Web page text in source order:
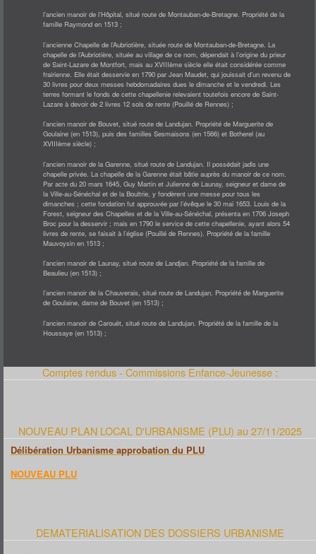
l’ancien manoir de l’Hôpital, situé route de Montauban-de-Bretagne. Propriété de la
famille Raymond en 1513 ;
l’ancienne Chapelle de l’Aubriotière, située route de Montauban-de-Bretagne. La
chapelle de l’Aubriotière, située au village de ce nom, dépendait à l’origine du prieur
de Saint-Lazare de Montfort, mais au XVIIIème siècle elle était considérée comme
frairienne. Elle était desservie en 1790 par Jean Maudet, qui jouissait d’un revenu de
30 livres pour deux messes hebdomadaires dues le dimanche et le vendredi. Les
terres formant le fonds de cette chapellenie relevaient toutefois encore de Saint-
Lazare à devoir de 2 livres 12 sols de rente (Pouillé de Rennes) ;
l’ancien manoir de Bouvet, situé route de Landujan. Propriété de Marguerite de
Goulaine (en 1513), puis des familles Sesmaisons (en 1566) et Botherel (au
XVIIIème siècle) ;
l’ancien manoir de la Garenne, situé route de Landujan. Il possédait jadis une
chapelle privée. La chapelle de la Garenne était bâtie auprès du manoir de ce nom.
Par acte du 20 mars 1645, Guy Martin et Julienne de Launay, seigneur et dame de
la Ville-au-Sénéchal et de la Boultrie, y fondèrent une messe pour tous les
dimanches ; cette fondation fut approuvée par l’évêque le 30 mai 1653. Louis de la
Forest, seigneur des Chapelles et de la Ville-au-Sénéchal, présenta en 1706 Joseph
Broc pour la desservir ; mais en 1790 le service de cette chapellenie, ayant alors 54
livres de rente, se faisait à l’église (Pouillé de Rennes). Propriété de la famille
Mauvoysin en 1513 ;
l’ancien manoir de Launay, situé route de Landjan. Propriété de la famille de
Beaulieu (en 1513) ;
l’ancien manoir de la Chauverais, situé route de Landujan. Propriété de Marguerite
de Goulaine, dame de Bouvet (en 1513) ;
l’ancien manoir de Carouët, situé route de Landujan. Propriété de la famille de la
Houssaye (en 1513) ;
Comptes rendus - Commissions Enfance-Jeunesse :
NOUVEAU PLAN LOCAL D'URBANISME (PLU) au 27/11/2025
Délibération Urbanisme approbation du PLU
NOUVEAU PLU
DEMATERIALISATION DES DOSSIERS URBANISME